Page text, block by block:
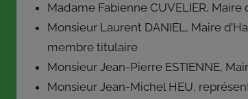
l’OisMadame Fabienne CUVELIER,
Monsieur Laurent DANIEL, Maire
membre titulaire
Monsieur Jean-Pierre ESTIENNE,
Monsieur Jean-Michel HEU,